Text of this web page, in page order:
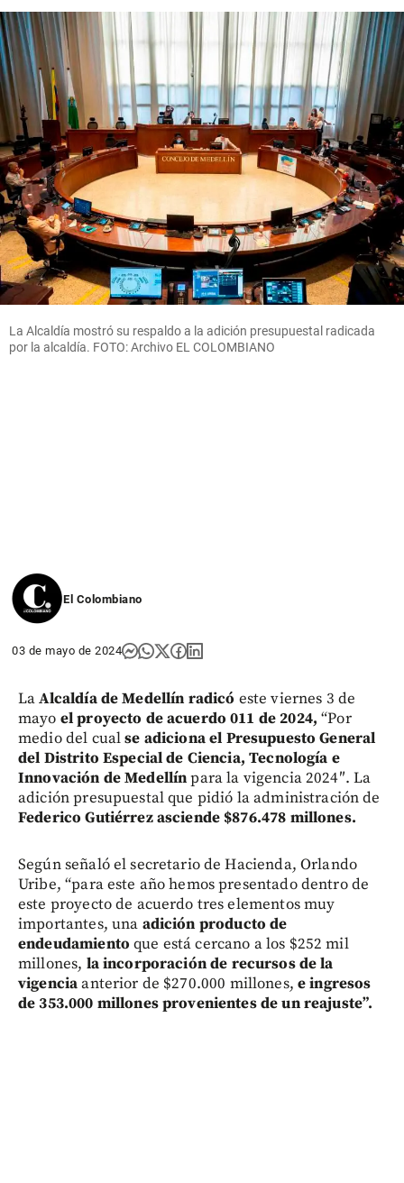
La Alcaldía mostró su respaldo a la adición presupuestal radicada
por la alcaldía. FOTO: Archivo EL COLOMBIANO
El Colombiano
03 de mayo de 2024
LaAlcaldía de Medellín radicó este viernes 3 de
mayo el proyecto de acuerdo 011 de 2024, “Por
medio del cualse adiciona el Presupuesto General
del Distrito Especial de Ciencia, Tecnología e
Innovación de Medellínpara la vigencia 2024″. La
adición presupuestal que pidió la administración de
Federico Gutiérrez asciende $876.478 millones.
Según señaló el secretario de Hacienda, Orlando
Uribe, “para este año hemos presentado dentro de
este proyecto de acuerdo tres elementos muy
importantes, una adición producto de
endeudamiento que está cercano a los $252 mil
millones, la incorporación de recursos de la
vigenciaanterior de $270.000 millones, e ingresos
de 353.000 millones provenientes de un reajuste”.